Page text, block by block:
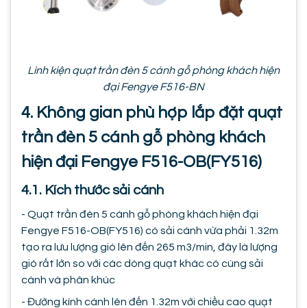
Linh kiện quạt trần đèn 5 cánh gỗ phòng khách hiện
đại Fengye F516-BN
4. Không gian phù hợp lắp đặt quạt
trần đèn 5 cánh gỗ phòng khách
hiện đại Fengye F516-OB(FY516)
4.1. Kích thước sải cánh
- Quạt trần đèn 5 cánh gỗ phòng khách hiện đại
Fengye F516-OB(FY516) có sải cánh vừa phải 1.32m
tạo ra lưu lượng gió lên đến 265 m3/min, đây là lượng
gió rất lớn so với các dòng quạt khác có cùng sải
cánh và phân khúc
- Đường kính cánh lên đến 1.32m với chiều cao quạt